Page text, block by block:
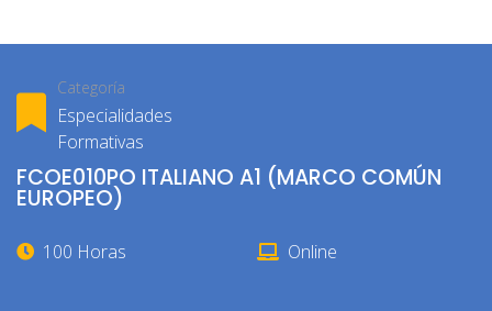
Categoría
Especialidades
Formativas
FCOE010PO ITALIANO A1 (MARCO COMÚN
EUROPEO)
100 Horas Online